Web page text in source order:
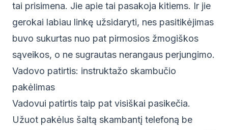
tai prisimena. Jie apie tai pasakoja kitiems. Ir jie
gerokai labiau linkę užsidaryti, nes pasitikėjimas
buvo sukurtas nuo pat pirmosios žmogiškos
sąveikos, o ne sugrautas nerangaus perjungimo.
Vadovo patirtis: instruktažo skambučio
pakėlimas
Vadovui patirtis taip pat visiškai pasikečia.
Užuot pakėlus šaltą skambantį telefoną be